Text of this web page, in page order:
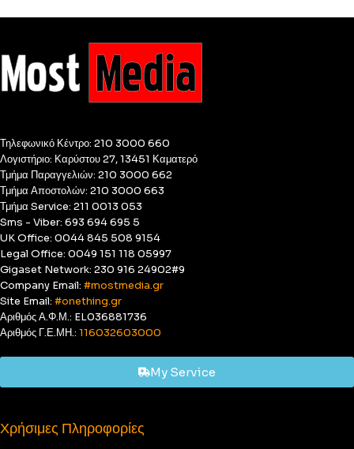
Τηλεφωνικό Κέντρο: 210 3000 660
Λογιστήριο: Καρύστου 27, 13451 Καματερό
Τμήμα Παραγγελιών: 210 3000 662
Τμήμα Αποστολών: 210 3000 663
Τμήμα Service: 211 0013 053
Sms - Viber: 693 694 695 5
UK Office: 0044 845 508 9154
Legal Office: 0049 151 118 05997
Gigaset Network: 230 916 24902#9
Company Email: #mostmedia.gr
Site Email: #onething.gr
Αριθμός Α.Φ.Μ.: EL036881736
Αριθμός Γ.Ε.ΜΗ.: 116032603000
My Service
Χρήσιμες Πληροφορίες